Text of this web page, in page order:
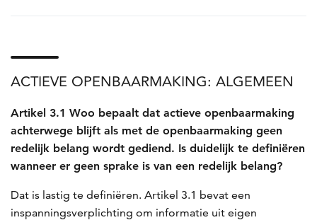
ACTIEVE OPENBAARMAKING: ALGEMEEN
Artikel 3.1 Woo bepaalt dat actieve openbaarmaking
achterwege blijft als met de openbaarmaking geen
redelijk belang wordt gediend. Is duidelijk te definiëren
wanneer er geen sprake is van een redelijk belang?
Dat is lastig te definiëren. Artikel 3.1 bevat een
inspanningsverplichting om informatie uit eigen